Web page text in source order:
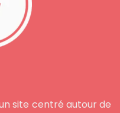
site centré autour de